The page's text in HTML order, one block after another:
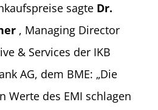
sagte Dr.
, Managing Director
& Services der IKB
AG, dem BME: „Die
Werte des EMI schlagen